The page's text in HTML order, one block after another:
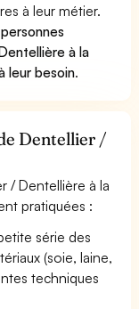
à leur métier.
personnes
à la
leur besoin.
Dentellier /
/ Dentellière à la
pratiquées :
série des
(soie, laine,
techniques